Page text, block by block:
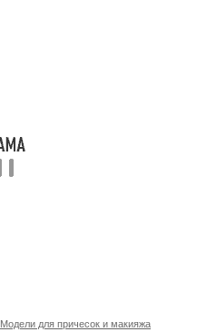
Модели для причесок и макияжа